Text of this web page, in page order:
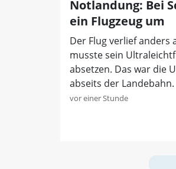
Notlandung: Bei
ein Flugzeug um
Der Flug verlief anders
musste sein
absetzen. Das war die
abseits der Landebahn.
vor einer Stunde